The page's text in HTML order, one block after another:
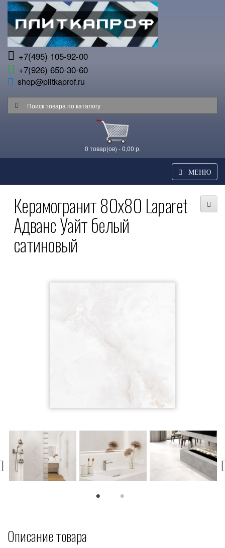
+7(495) 105-92-00
+7(926) 650-30-60
shop@plitkaprof.ru
0 товар(ов) - 0,00 р.
МЕНЮ
Керамогранит 80x80 Laparet
Адванс Уайт белый
сатиновый
Описание товара